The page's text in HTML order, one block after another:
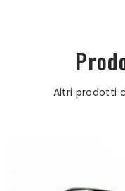
Altri prodotti